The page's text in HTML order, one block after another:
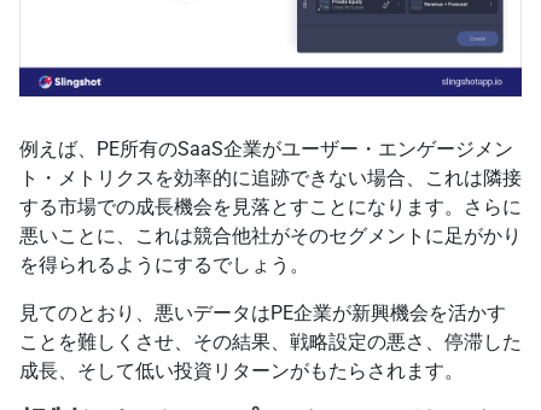
例えば、PE所有のSaaS企業がユーザー・エンゲージメン
ト・メトリクスを効率的に追跡できない場合、これは隣接
する市場での成長機会を見落とすことになります。さらに
悪いことに、これは競合他社がそのセグメントに足がかり
を得られるようにするでしょう。
見てのとおり、悪いデータはPE企業が新興機会を活かす
ことを難しくさせ、その結果、戦略設定の悪さ、停滞した
成長、そして低い投資リターンがもたらされます。